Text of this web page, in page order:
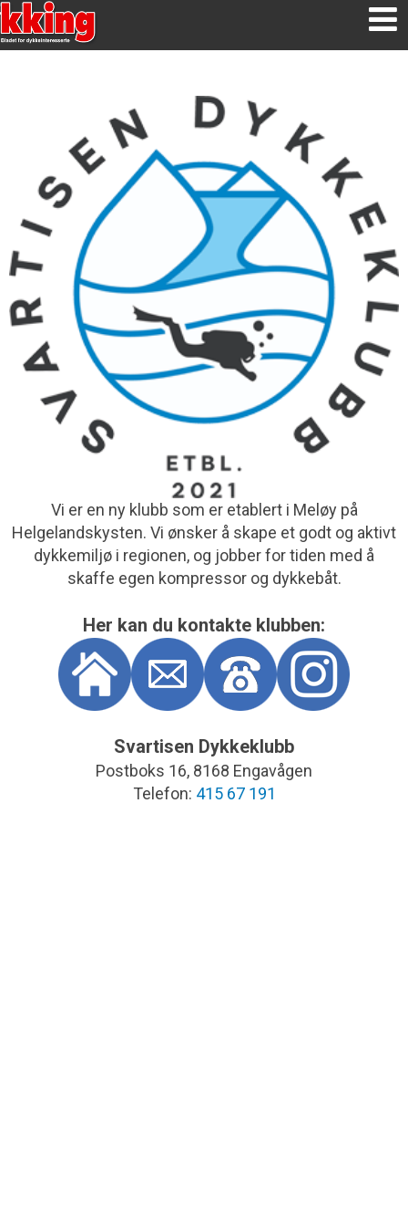
Vi er en ny klubb som er etablert i Meløy på
Helgelandskysten. Vi ønsker å skape et godt og aktivt
dykkemiljø i regionen, og jobber for tiden med å
skaffe egen kompressor og dykkebåt.
Her kan du kontakte klubben:
Svartisen Dykkeklubb
Postboks 16, 8168 Engavågen
Telefon: 415 67 191